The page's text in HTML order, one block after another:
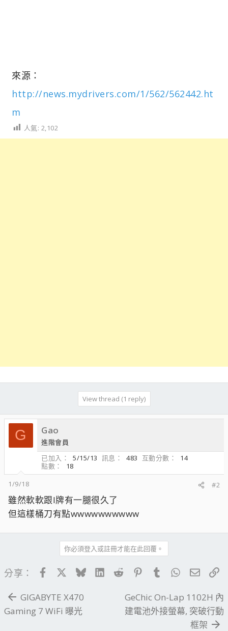
來源：
http://news.mydrivers.com/1/562/562442.ht
m
人氣: 2,102
View thread (1 reply)
G Gao
進階會員
已加入
5/15/13 訊息 483 互動分數
14
點數
18
1/9/18
#2
雖然軟軟跟I牌有一腿很久了
但這樣桶刀有點wwwwwwwwww
你必須登入或註冊才能在此回覆。
分享： FacebookBlueskyLinkedIn
Reddit PinterestTumblrWhatsApp
電子
GIGABYTE X470
Gaming 7 WiFi 曝光
GeChic On-Lap 1102H 內
建電池外接螢幕, 突破行動
框架